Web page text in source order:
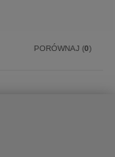
PORÓWNAJ (0)